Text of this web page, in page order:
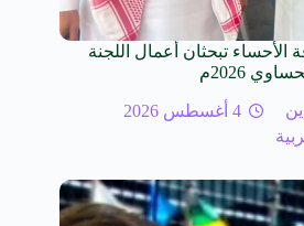
الأحساء تبحثان أعمال اللجنة
2026م
4 أغسطس 2026